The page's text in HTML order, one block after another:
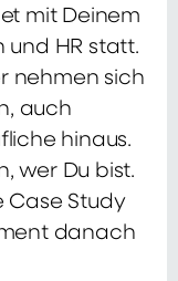
mit Deinem
und HR statt.
nehmen sich
auch
hinaus.
wer Du bist.
Case Study
danach